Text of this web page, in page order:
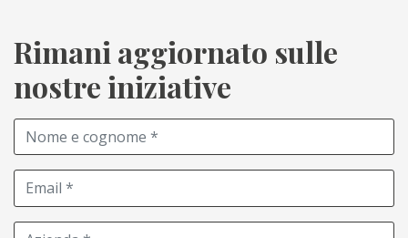
Rimani aggiornato sulle
nostre iniziative